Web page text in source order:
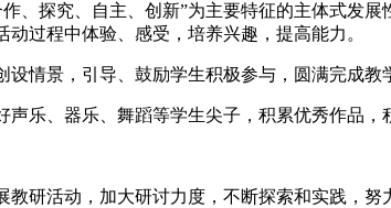
探究、自主、创新”为主要特征的主体式发展
过程中体验、感受，培养兴趣，提高能力。
情景，引导、鼓励学生积极参与，圆满完成教
乐、器乐、舞蹈等学生尖子，积累优秀作品，
研活动，加大研讨力度，不断探索和实践，努